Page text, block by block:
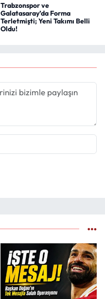
Trabzonspor ve
Galatasaray’da Forma
Terletmişti; Yeni Takımı Belli
Oldu!